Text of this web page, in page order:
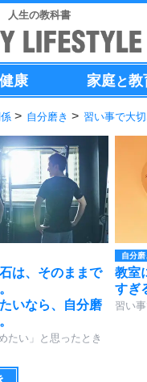
人生の教科書
健康 家庭と教
自分磨き 習い事で大
は、そのままで
いなら、自分磨
たい」と思ったとき
自分磨
教室
すぎ
習い